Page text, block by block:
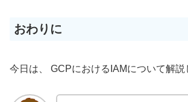
おわりに
今日は、 GCPにおけるIAMについて解説